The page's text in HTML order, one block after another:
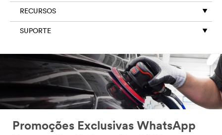
RECURSOS
SUPORTE
Promoções Exclusivas WhatsApp